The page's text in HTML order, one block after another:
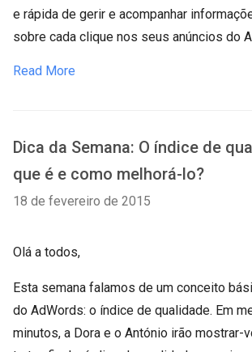
e rápida de gerir e acompanhar
sobre cada clique nos seus anúncios do
Read More
Dica da Semana: O índice de
que é e como melhorá-lo?
18 de fevereiro de 2015
Olá a todos,
Esta semana falamos de um conceito
do AdWords: o índice de qualidade. Em
minutos, a Dora e o António irão mostrar-